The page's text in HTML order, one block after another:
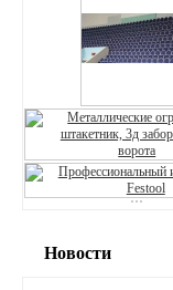
Новости